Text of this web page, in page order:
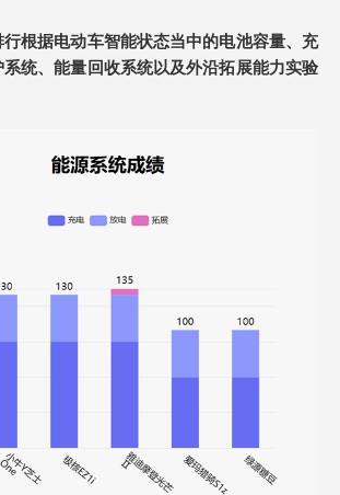
根据电动车智能状态当中的电池容量、充
统、能量回收系统以及外沿拓展能力实验